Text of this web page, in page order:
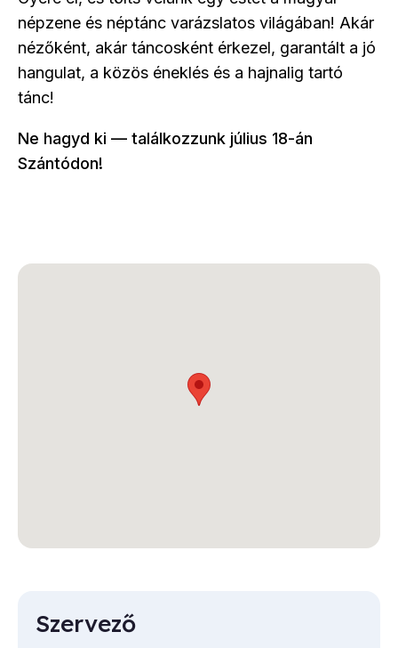
népzene és néptánc varázslatos világában! Akár
nézőként, akár táncosként érkezel, garantált a jó
hangulat, a közös éneklés és a hajnalig tartó
tánc!
Ne hagyd ki — találkozzunk július 18-án
Szántódon!
Szervező